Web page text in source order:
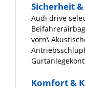
Sicherheit
Audi drive
vorn\
Komfort &